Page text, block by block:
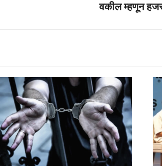
वकील म्हणून हजर